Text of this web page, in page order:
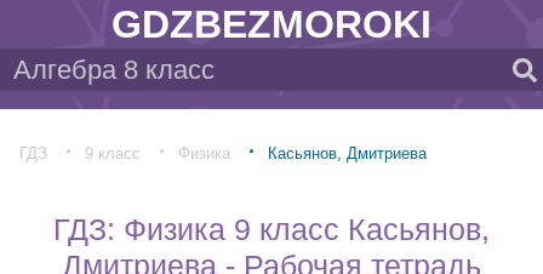
GDZBEZMOROKI
ГДЗ 9 класс Физика Касьянов, Дмитриева
ГДЗ: Физика 9 класс Касьянов,
Дмитриева - Рабочая тетрадь